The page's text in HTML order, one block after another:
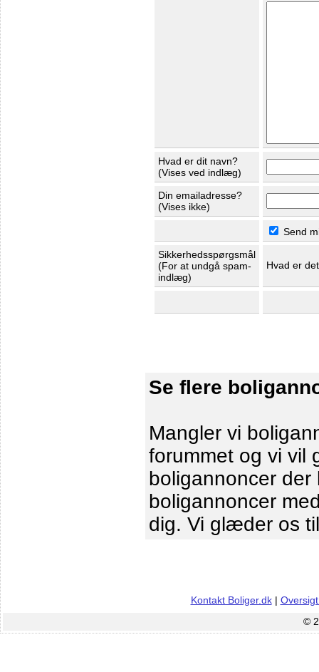
Hvad er dit navn?
(Vises ved indlæg)
Din emailadresse?
(Vises ikke)
Send
Sikkerhedsspørgsmål
(For at undgå spam-
indlæg)
Hvad er
Se flere
Mangler vi
forummet og vi vil
boligannoncer der
boligannoncer
dig. Vi glæder os
Kontakt Boliger.dk|
©